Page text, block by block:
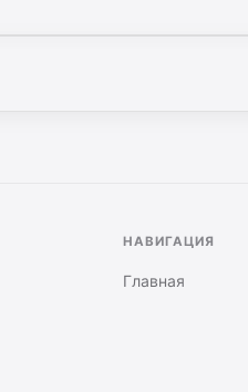
НАВИГАЦИЯ
Главная